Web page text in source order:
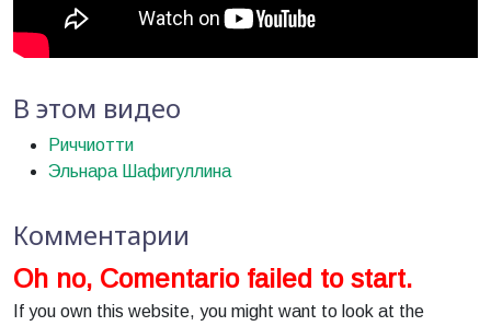
В этом видео
Риччиотти
Эльнара Шафигуллина
Комментарии
Oh no, Comentario failed to start.
If you own this website, you might want to look at the